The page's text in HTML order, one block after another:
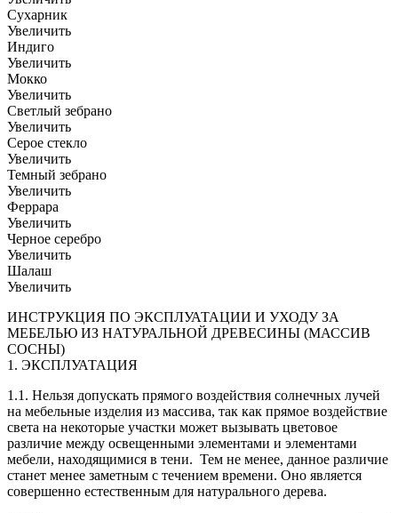
Сухарник
Увеличить
Индиго
Увеличить
Мокко
Увеличить
Светлый зебрано
Увеличить
Серое стекло
Увеличить
Темный зебрано
Увеличить
Феррара
Увеличить
Черное серебро
Увеличить
Шалаш
Увеличить
ИНСТРУКЦИЯ ПО ЭКСПЛУАТАЦИИ И УХОДУ ЗА
МЕБЕЛЬЮ ИЗ НАТУРАЛЬНОЙ ДРЕВЕСИНЫ (МАССИВ
СОСНЫ)
1. ЭКСПЛУАТАЦИЯ
1.1. Нельзя допускать прямого воздействия солнечных лучей
на мебельные изделия из массива, так как прямое воздействие
света на некоторые участки может вызывать цветовое
различие между освещенными элементами и элементами
мебели, находящимися в тени. Тем не менее, данное различие
станет менее заметным с течением времени. Оно является
совершенно естественным для натурального дерева.